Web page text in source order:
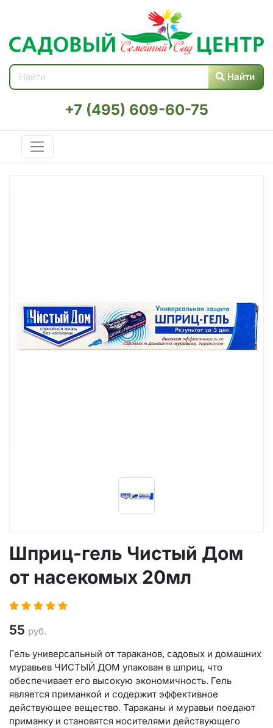
Найти
+7 (495) 609-60-75
Шприц-гель Чистый Дом
от насекомых 20мл
55 руб.
Гель универсальный от тараканов, садовых и домашних
муравьев ЧИСТЫЙ ДОМ упакован в шприц, что
обеспечивает его высокую экономичность. Гель
является приманкой и содержит эффективное
действующее вещество. Тараканы и муравьи поедают
приманку и становятся носителями действующего